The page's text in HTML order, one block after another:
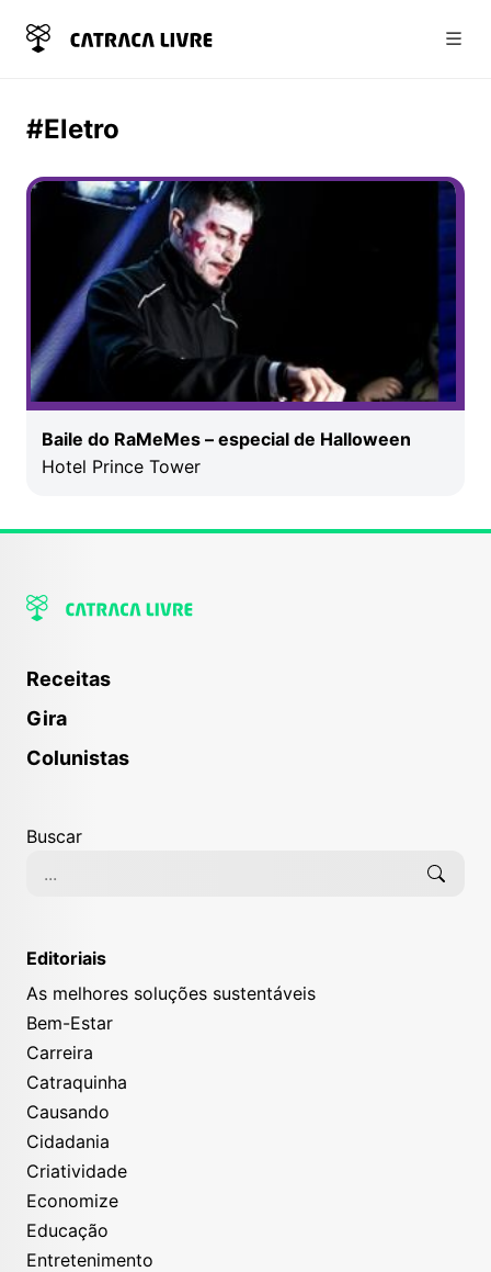
#Eletro
Baile do RaMeMes – especial de Halloween
Hotel Prince Tower
Receitas
Gira
Colunistas
Buscar
Editoriais
As melhores soluções sustentáveis
Bem-Estar
Carreira
Catraquinha
Causando
Cidadania
Criatividade
Economize
Educação
Entretenimento